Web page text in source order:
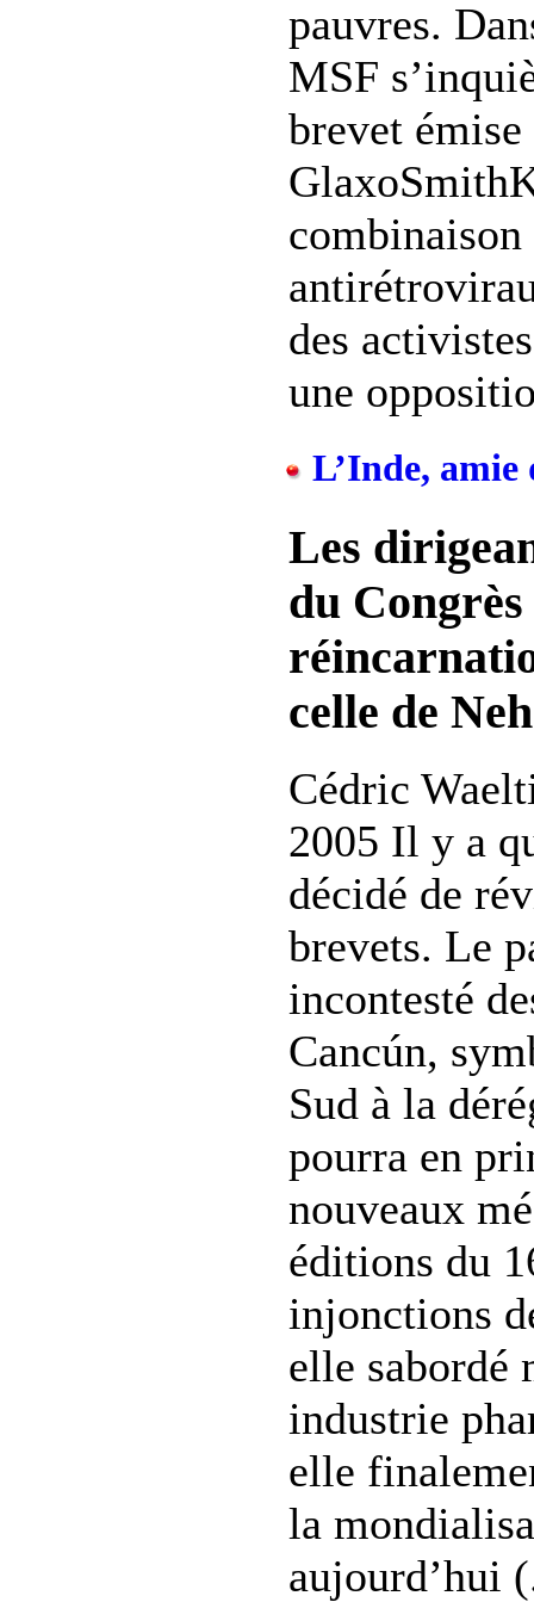
pauvres.
MSF
brevet
combinaison
des
une
L’Inde, amie
Les
du
celle de
Cédric
2005 Il y a
décidé de
brevets. Le
incontesté
Cancún,
Sud à la
pourra en
nouveaux
éditions du
injonctions
elle sabordé
industrie
elle
la
aujourd’hui